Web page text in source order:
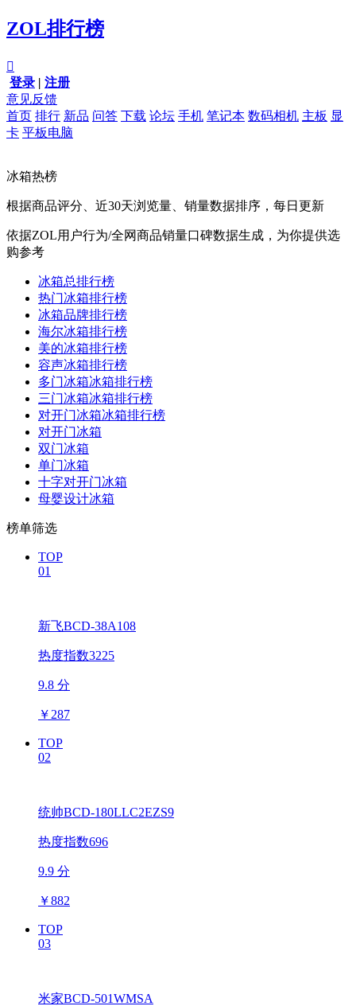
ZOL排行榜

登录 | 注册
意见反馈
首页 排行 新品 问答 下载 论坛 手机 笔记本 数码相机 主板 显
卡 平板电脑
冰箱热榜
根据商品评分、近30天浏览量、销量数据排序，每日更新
依据ZOL用户行为/全网商品销量口碑数据生成，为你提供选
购参考
冰箱总排行榜
热门冰箱排行榜
冰箱品牌排行榜
海尔冰箱排行榜
美的冰箱排行榜
容声冰箱排行榜
多门冰箱冰箱排行榜
三门冰箱冰箱排行榜
对开门冰箱冰箱排行榜
对开门冰箱
双门冰箱
单门冰箱
十字对开门冰箱
母婴设计冰箱
榜单筛选
TOP
01
新飞BCD-38A108
热度指数3225
9.8 分
￥ 287
TOP
02
统帅BCD-180LLC2EZS9
热度指数696
9.9 分
￥882
TOP
03
米家BCD-501WMSA